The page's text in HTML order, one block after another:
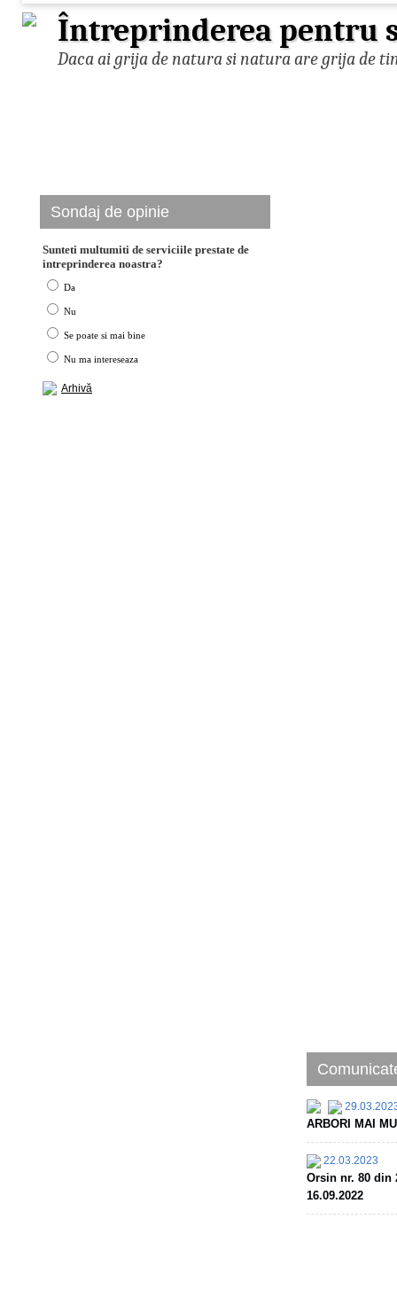
Întreprinderea pentru
Daca ai grija de natura si natura are grija de
Sondaj de opinie
Sunteti multumiti de serviciile prestate de
intreprinderea noastra?
Da
Nu
Se poate si mai bine
Nu ma intereseaza
Arhivă
ARBORI MAI
22.03.2023
Orsin nr. 80 din
16.09.2022